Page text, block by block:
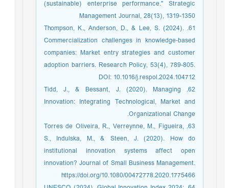
(sustainable) enterprise performance." Strategic
Management Journal, 28(13), 1319-1350
61. Thompson, K., Anderson, D., & Lee, S. (2024).
Commercialization challenges in knowledge-based
companies: Market entry strategies and customer
adoption barriers. Research Policy, 53(4), 789-805.
DOI: 10.1016/j.respol.2024.104712
62. Tidd, J., & Bessant, J. (2020). Managing
Innovation: Integrating Technological, Market and
Organizational Change.
63. Torres de Oliveira, R., Verreynne, M., Figueira,
S., Indulska, M., & Steen, J. (2020). How do
institutional innovation systems affect open
innovation? Journal of Small Business Management.
https://doi.org/10.1080/00472778.2020.1775466